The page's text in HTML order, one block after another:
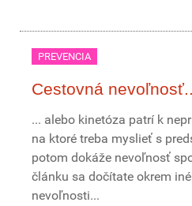
PREVENCIA
Cestovná
... alebo kinetóza patrí k
na ktoré treba myslieť s
potom dokáže nevoľnosť
článku sa dočítate okrem
nevoľnosti...